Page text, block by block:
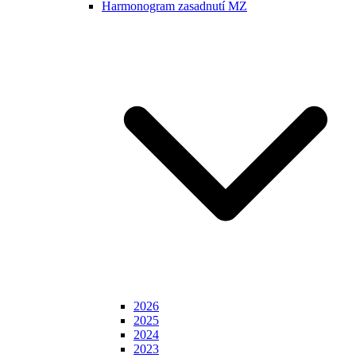
Harmonogram zasadnutí MZ
2026
2025
2024
2023